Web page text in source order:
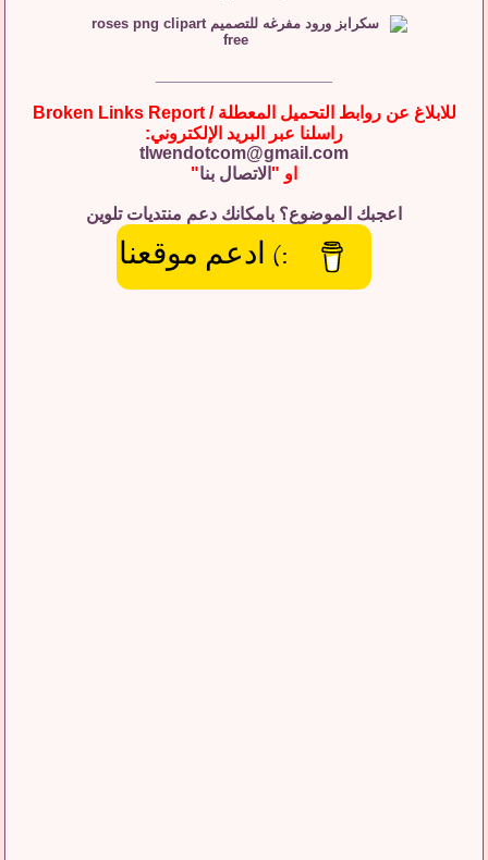
للابلاغ عن روابط التحميل المعطلة / Broken Links Report
راسلنا عبر البريد الإلكتروني:
tlwendotcom@gmail.com
او " الاتصال بنا"
اعجبك الموضوع؟ بامكانك دعم منتديات تلوين
:) ادعم موقعنا